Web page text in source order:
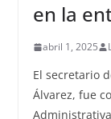
en la
abril 1, 2025
El secretario
Álvarez, fue